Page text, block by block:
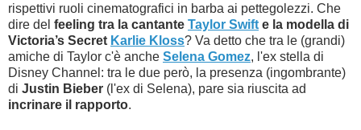
rispettivi ruoli cinematografici in barba ai pettegolezzi. Che
dire del feeling tra la cantante Taylor Swift e la modella di
Victoria’s Secret Karlie Kloss? Va detto che tra le (grandi)
amiche di Taylor c'è anche Selena Gomez, l'ex stella di
Disney Channel: tra le due però, la presenza (ingombrante)
di Justin Bieber (l'ex di Selena), pare sia riuscita ad
incrinare il rapporto.